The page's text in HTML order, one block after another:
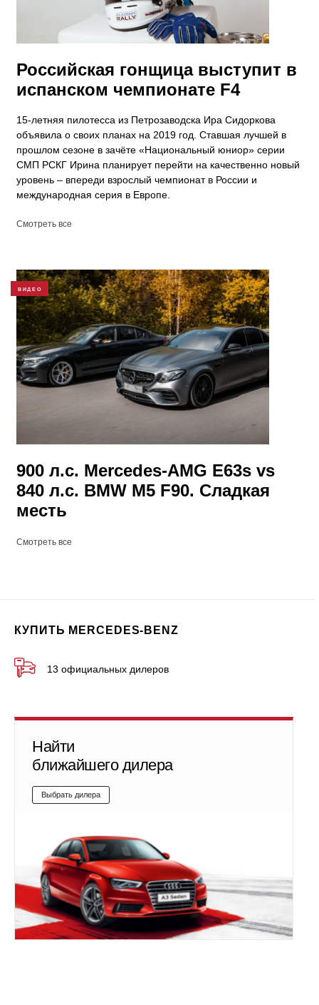
Российская гонщица выступит в
испанском чемпионате F4
15-летняя пилотесса из Петрозаводска Ира Сидоркова
объявила о своих планах на 2019 год. Ставшая лучшей в
прошлом сезоне в зачёте «Национальный юниор» серии
СМП РСКГ Ирина планирует перейти на качественно новый
уровень – впереди взрослый чемпионат в России и
международная серия в Европе.
Смотреть все
ВИДЕО
900 л.с. Mercedes-AMG E63s vs
840 л.с. BMW M5 F90. Сладкая
месть
Смотреть все
КУПИТЬ MERCEDES-BENZ
13 официальных дилеров
Найти
ближайшего дилера
Выбрать дилера